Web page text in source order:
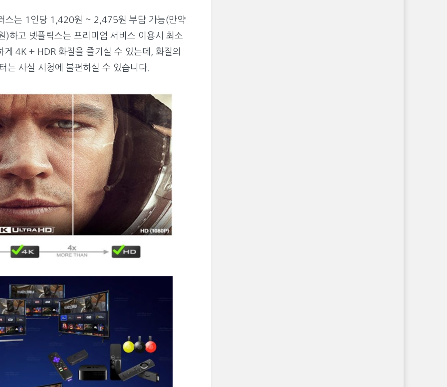
스는 1인당 1,420원 ~ 2,475원 부담 가능(만약
하고 넷플릭스는 프리미엄 서비스 이용시 최소
4K + HDR 화질을 즐기실 수 있는데, 화질의
사실 시청에 불편하실 수 있습니다.